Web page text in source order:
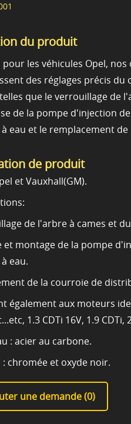
du produit
pour les véhicules Opel,
des réglages précis du
que le verrouillage de
de la pompe d'injection
eau et le remplacement
de produit
et Vauxhall(GM).
de l'arbre à cames et
et montage de la pompe
eau.
de la courroie de
également aux moteurs
1.3 CDTi 16V, 1.9 CDTi,
: acier au carbone.
: chromée et oxyde noir.
une demande (0)